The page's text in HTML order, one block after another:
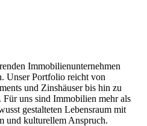
Immobilienunternehmen
Unser Portfolio reicht von
und Zinshäuser bis hin zu
Für uns sind Immobilien mehr als
gestalteten Lebensraum mit
und kulturellem Anspruch.